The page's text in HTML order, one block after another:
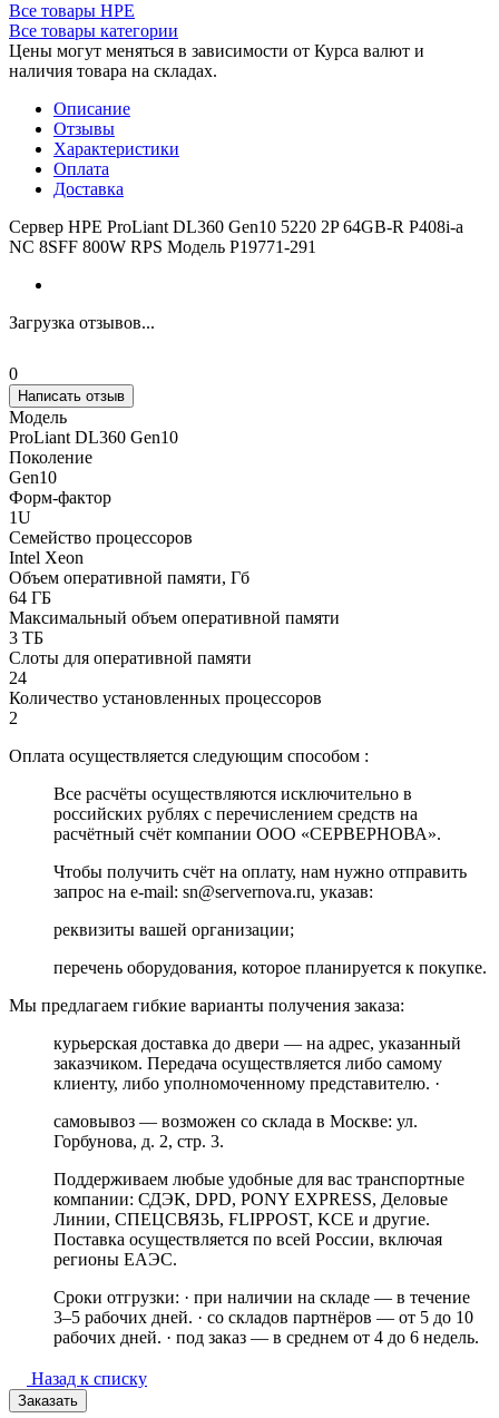
Все товары HPE
Все товары категории
Цены могут меняться в зависимости от Курса валют и
наличия товара на складах.
Описание
Отзывы
Характеристики
Оплата
Доставка
Сервер HPE ProLiant DL360 Gen10 5220 2P 64GB-R P408i-a
NC 8SFF 800W RPS Модель P19771-291
Загрузка отзывов...
0
Написать отзыв
Модель
ProLiant DL360 Gen10
Поколение
Gen10
Форм-фактор
1U
Семейство процессоров
Intel Xeon
Объем оперативной памяти, Гб
64 ГБ
Максимальный объем оперативной памяти
3 ТБ
Слоты для оперативной памяти
24
Количество установленных процессоров
2
Оплата осуществляется следующим способом :
Все расчёты осуществляются исключительно в
российских рублях с перечислением средств на
расчётный счёт компании ООО «СЕРВЕРНОВА».
Чтобы получить счёт на оплату, нам нужно отправить
запрос на e-mail: sn@servernova.ru, указав:
реквизиты вашей организации;
перечень оборудования, которое планируется к покупке.
Мы предлагаем гибкие варианты получения заказа:
курьерская доставка до двери — на адрес, указанный
заказчиком. Передача осуществляется либо самому
клиенту, либо уполномоченному представителю. ·
самовывоз — возможен со склада в Москве: ул.
Горбунова, д. 2, стр. 3.
Поддерживаем любые удобные для вас транспортные
компании: СДЭК, DPD, PONY EXPRESS, Деловые
Линии, СПЕЦСВЯЗЬ, FLIPPOST, KCE и другие.
Поставка осуществляется по всей России, включая
регионы ЕАЭС.
Сроки отгрузки: · при наличии на складе — в течение
3–5 рабочих дней. · со складов партнёров — от 5 до 10
рабочих дней. · под заказ — в среднем от 4 до 6 недель.
Назад к списку
Заказать